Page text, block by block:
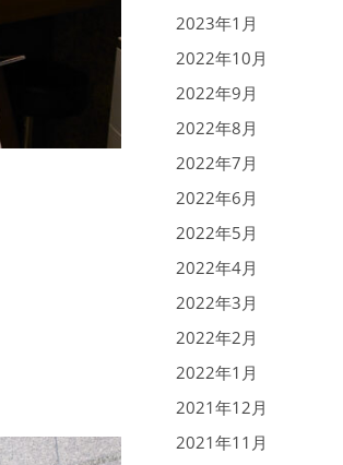
2023年1月
2022年10月
2022年9月
2022年8月
2022年7月
2022年6月
2022年5月
2022年4月
2022年3月
2022年2月
2022年1月
2021年12月
2021年11月